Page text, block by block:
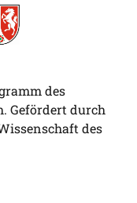
des
Gefördert durch
des